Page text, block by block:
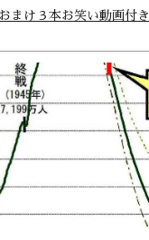
まけ３本お笑い動画付き